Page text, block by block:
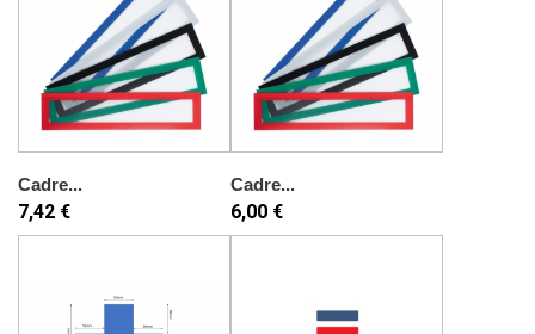
Cadre...
7,42 €
Cadre...
6,00 €